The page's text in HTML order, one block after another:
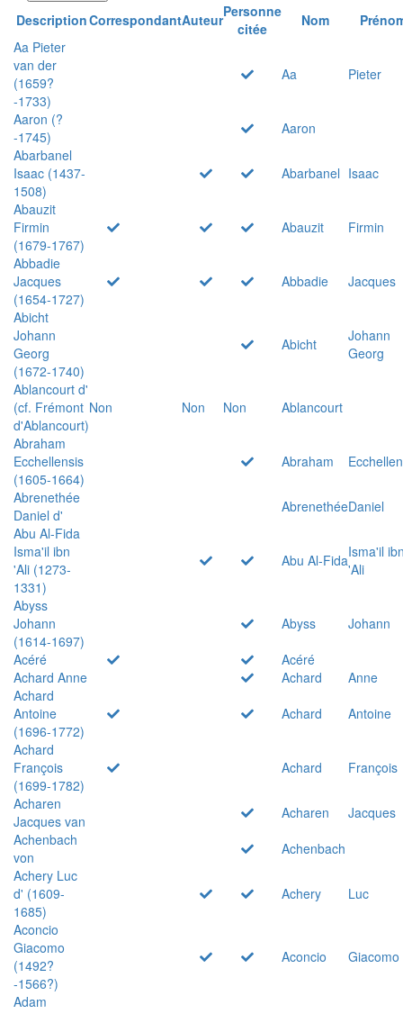
DescriptionCorrespondantAuteurPersonne
citée
Nom
Aa Pieter
van der
(1659?
-1733)
Aa Pieter
Aaron (?
-1745)
Aaron
Abarbanel
Isaac (1437-
1508)
Abarbanel Isaac
Abauzit
Firmin
(1679-1767)
Abauzit
Firmin
Abbadie
Jacques
(1654-1727)
Abbadie
Jacques
Abicht
Johann
Georg
(1672-1740)
Abicht
Johann
Georg
Ablancourt d'
(cf. Frémont
d'Ablancourt)
Non Non Non
Ablancourt
Abraham
Ecchellensis
(1605-1664)
Abraham
Abrenethée
Daniel d'
AbrenethéeDaniel
Abu Al-Fida
Isma'il ibn
'Ali (1273-
1331)
Abu Al-FidaIsma'il
'Ali
Abyss
Johann
(1614-1697)
Abyss
Johann
Acéré
Acéré
Achard Anne
Achard
Anne
Achard
Antoine
(1696-1772)
Achard
Antoine
Achard
François
(1699-1782)
Achard
François
Acharen
Jacques van
Acharen
Jacques
Achenbach
von
Achenbach
Achery Luc
d' (1609-
1685)
Achery
Luc
Aconcio
Giacomo
(1492?
-1566?)
Aconcio Giacomo
Adam